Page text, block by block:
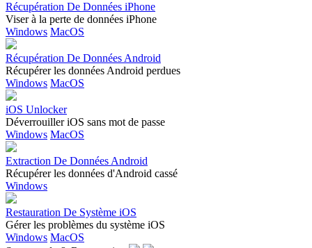
Récupération De Données iPhone
Viser à la perte de données iPhone
Windows MacOS
Récupération De Données Android
Récupérer les données Android perdues
Windows MacOS
iOS Unlocker
Déverrouiller iOS sans mot de passe
Windows MacOS
Extraction De Données Android
Récupérer les données d'Android cassé
Windows
Restauration De Système iOS
Gérer les problèmes du système iOS
Windows MacOS